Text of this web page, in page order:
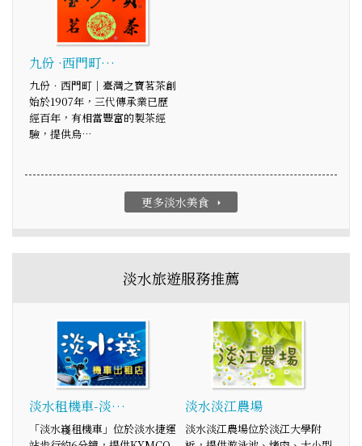
九份 ·西門町…
九份．西門町｜臺灣之寶茗茶創
始於1907年，三代傳承業已歷
經百年，有相當豐富的製茶經
驗，提供烏…
更多淡水美食 arrow_right
淡水旅遊服務推薦
淡水租機車-淡…
「淡水嶘租機車」位於淡水捷運
淡水淡江農場
淡水淡江農場位於淡江大學附